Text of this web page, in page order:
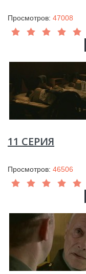
Просмотров: 47008
11 СЕРИЯ
Просмотров: 46506